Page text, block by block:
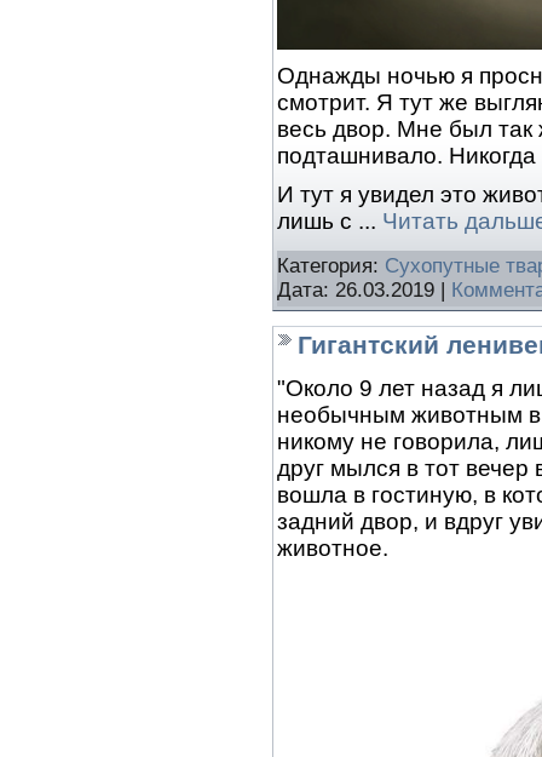
Однажды ночью я
смотрит. Я тут же
весь двор. Мне был
подташнивало.
И тут я увидел это
лишь с ... Читать
Категория: Сухопутные
Дата: 26.03.2019 |
Гигантский
"Около 9 лет назад я
необычным животным
никому не говорила,
друг мылся в тот вечер
вошла в гостиную, в
задний двор, и вдруг
животное.